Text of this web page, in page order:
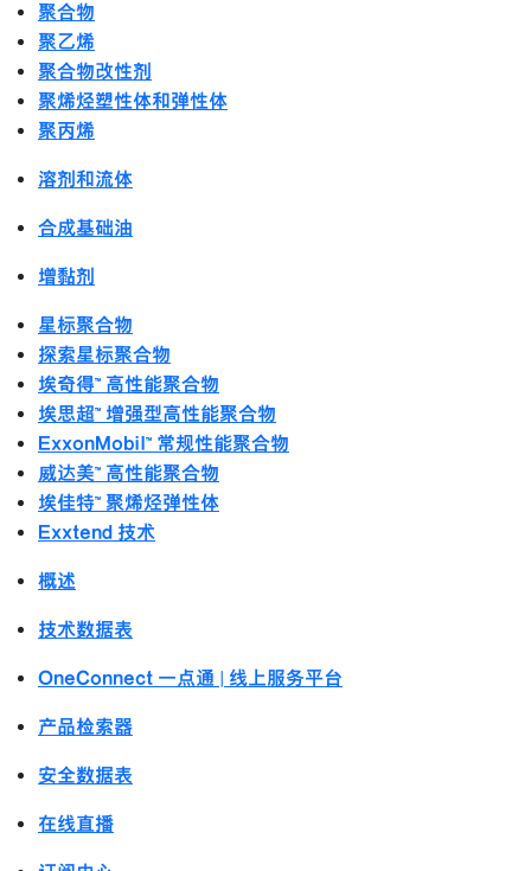
聚合物
聚乙烯
聚合物改性剂
聚烯烃塑性体和弹性体
聚丙烯
溶剂和流体
合成基础油
增黏剂
星标聚合物
探索星标聚合物
埃奇得™ 高性能聚合物
埃思超™ 增强型高性能聚合物
ExxonMobil™ 常规性能聚合物
威达美™ 高性能聚合物
埃佳特™ 聚烯烃弹性体
Exxtend 技术
概述
技术数据表
OneConnect 一点通 | 线上服务平台
产品检索器
安全数据表
在线直播